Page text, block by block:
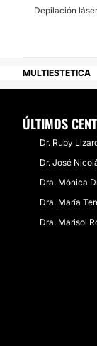
Posibilidad
Depilación
MULTIESTETICA
ÚLTIMOS
Dr. Ruby
Dr. José
Dra. Mónica
Dra. María
Dra. Marisol